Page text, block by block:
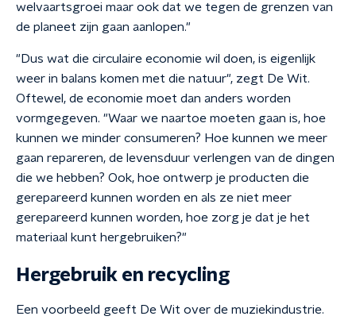
welvaartsgroei maar ook dat we tegen de grenzen van
de planeet zijn gaan aanlopen."
"Dus wat die circulaire economie wil doen, is eigenlijk
weer in balans komen met die natuur", zegt De Wit.
Oftewel, de economie moet dan anders worden
vormgegeven. "Waar we naartoe moeten gaan is, hoe
kunnen we minder consumeren? Hoe kunnen we meer
gaan repareren, de levensduur verlengen van de dingen
die we hebben? Ook, hoe ontwerp je producten die
gerepareerd kunnen worden en als ze niet meer
gerepareerd kunnen worden, hoe zorg je dat je het
materiaal kunt hergebruiken?"
Hergebruik en recycling
Een voorbeeld geeft De Wit over de muziekindustrie.